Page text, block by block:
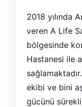
2018 yılında
veren A Life
bölgesinde
Hastanesi ile
ekibi ve bini
gücünü